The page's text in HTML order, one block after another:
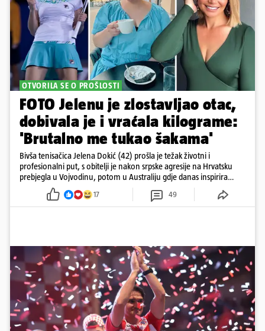
OTVORILA SE O PROŠLOSTI
FOTO Jelenu je zlostavljao otac,
dobivala je i vraćala kilograme:
'Brutalno me tukao šakama'
Bivša tenisačica Jelena Dokić (42) prošla je težak životni i
profesionalni put, s obitelji je nakon srpske agresije na Hrvatsku
prebjegla u Vojvodinu, potom u Australiju gdje danas inspirira
17 49